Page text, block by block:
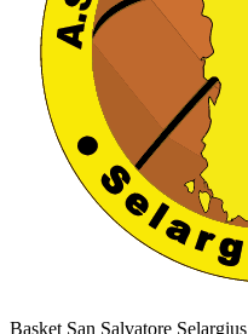
Basket San Salvatore Selargius